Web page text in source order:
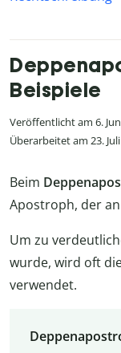
Beispiele
Veröffentlicht am 6.
Überarbeitet am 23.
Beim
Apostroph, der
Um zu
wurde, wird oft
verwendet.